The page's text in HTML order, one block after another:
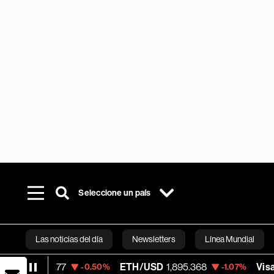
Seleccione un país
Las noticias del día Newsletters Línea Mundial
Bloomberg
-0.50% ETH/USD 1,895.368 -1.07% Visa 368.54